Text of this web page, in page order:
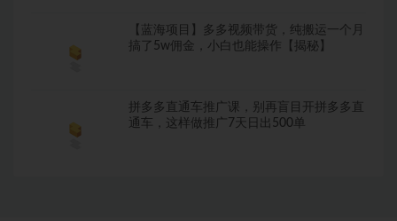
【蓝海项目】多多视频带货，纯搬运一个月
搞了5w佣金，小白也能操作【揭秘】
拼多多直通车推广课，别再盲目开拼多多直
通车，这样做推广7天日出500单